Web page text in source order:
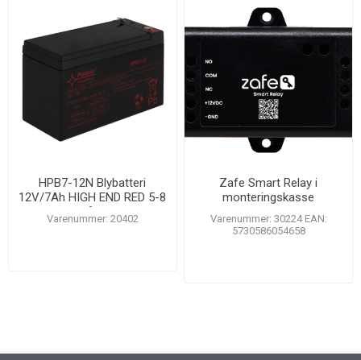
HPB7-12N Blybatteri
12V/7Ah HIGH END RED 5-8
år
Varenummer: 20402
Zafe Smart Relay i
monteringskasse
Varenummer: 30224 EAN:
5730586054658